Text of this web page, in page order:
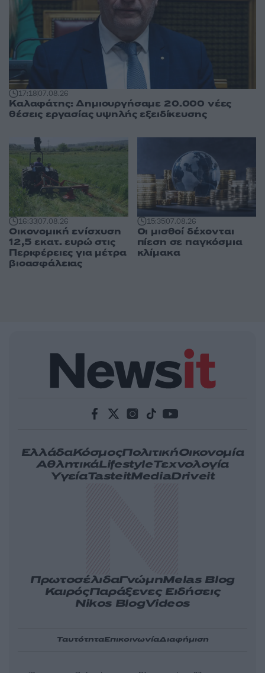
17:1807.08.26
Καλαφάτης: Δημιουργήσαμε 20.000 νέες
θέσεις εργασίας υψηλής εξειδίκευσης
16:3307.08.26
Οικονομική ενίσχυση
12,5 εκατ. ευρώ στις
Περιφέρειες για μέτρα
βιοασφάλειας
15:3507.08.26
Οι μισθοί δέχονται
πίεση σε παγκόσμια
κλίμακα
ΕλλάδαΚόσμοςΠολιτικήΟικονομία
ΑθλητικάLifestyleΤεχνολογία
ΥγείαTasteitMediaDriveit
ΠρωτοσέλιδαΓνώμηMelas Blog
ΚαιρόςΠαράξενες Ειδήσεις
Nikos BlogVideos
ΤαυτότηταΕπικοινωνίαΔιαφήμιση